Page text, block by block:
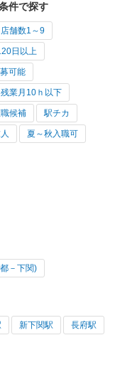
件で探す
店舗数1～9
日以上
可能
残業月10ｈ以下
候補 駅チカ
夏～秋入職可
－下関)
新下関駅 長府駅